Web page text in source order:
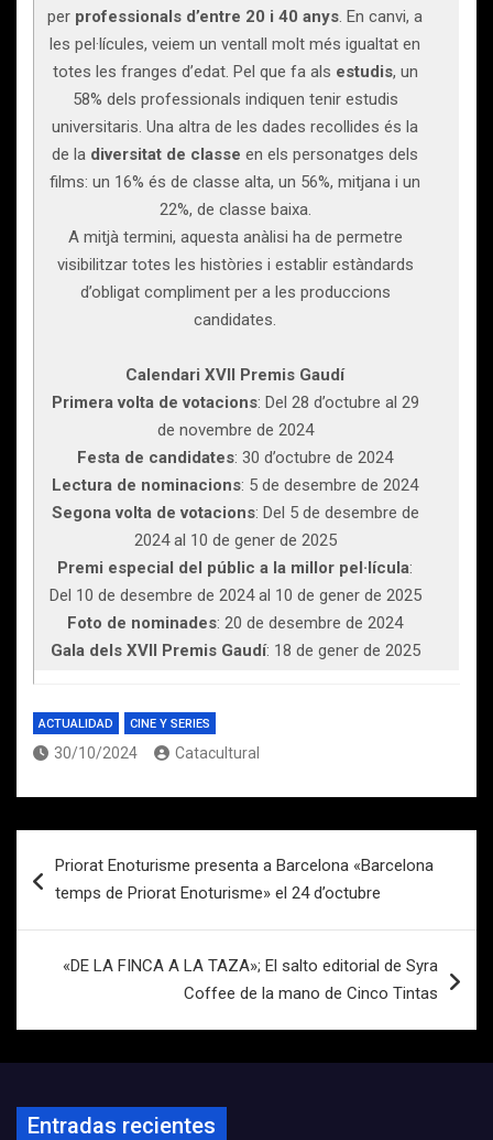
per professionals d’entre 20 i 40 anys. En canvi, a
les pel·lícules, veiem un ventall molt més igualtat en
totes les franges d’edat. Pel que fa als estudis, un
58% dels professionals indiquen tenir estudis
universitaris. Una altra de les dades recollides és la
de la diversitat de classe en els personatges dels
films: un 16% és de classe alta, un 56%, mitjana i un
22%, de classe baixa.
A mitjà termini, aquesta anàlisi ha de permetre
visibilitzar totes les històries i establir estàndards
d’obligat compliment per a les produccions
candidates.
Calendari XVII Premis Gaudí
Primera volta de votacions: Del 28 d’octubre al 29
de novembre de 2024
Festa de candidates: 30 d’octubre de 2024
Lectura de nominacions: 5 de desembre de 2024
Segona volta de votacions: Del 5 de desembre de
2024 al 10 de gener de 2025
Premi especial del públic a la millor pel·lícula:
Del 10 de desembre de 2024 al 10 de gener de 2025
Foto de nominades: 20 de desembre de 2024
Gala dels XVII Premis Gaudí: 18 de gener de 2025
ACTUALIDAD CINE Y SERIES
30/10/2024 Catacultural
de
Priorat Enoturisme presenta a Barcelona «Barcelona
temps de Priorat Enoturisme» el 24 d’octubre
«DE LA FINCA A LA TAZA»; El salto editorial de Syra
Coffee de la mano de Cinco Tintas
Entradas recientes